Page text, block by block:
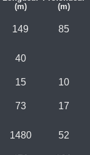
(m)
(m)
149 85
40
15 10
73 17
1480 52